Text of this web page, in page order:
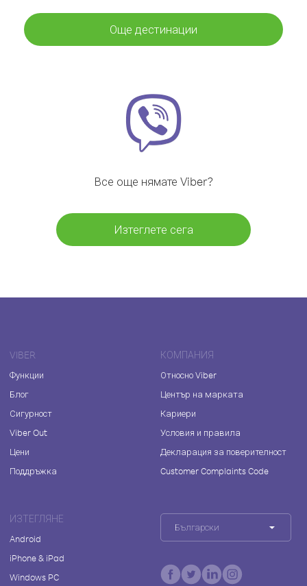
Още дестинации
Все още нямате Viber?
Изтеглете сега
VIBER
Функции
Блог
Сигурност
Viber Out
Цени
Поддръжка
КОМПАНИЯ
Относно Viber
Център на марката
Кариери
Условия и правила
Декларация за поверителност
Customer Complaints Code
ИЗТЕГЛЯНЕ
Android
iPhone & iPad
Windows PC
Български